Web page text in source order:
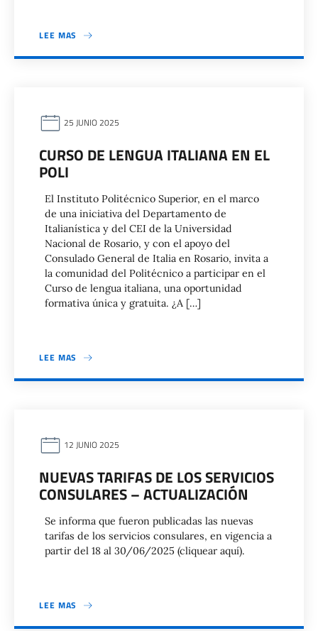
LEE MAS
25 JUNIO 2025
CURSO DE LENGUA ITALIANA EN EL
POLI
El Instituto Politécnico Superior, en el marco
de una iniciativa del Departamento de
Italianística y del CEI de la Universidad
Nacional de Rosario, y con el apoyo del
Consulado General de Italia en Rosario, invita a
la comunidad del Politécnico a participar en el
Curso de lengua italiana, una oportunidad
formativa única y gratuita. ¿A […]
LEE MAS
12 JUNIO 2025
NUEVAS TARIFAS DE LOS SERVICIOS
CONSULARES – ACTUALIZACIÓN
Se informa que fueron publicadas las nuevas
tarifas de los servicios consulares, en vigencia a
partir del 18 al 30/06/2025 (cliquear aquí).
LEE MAS